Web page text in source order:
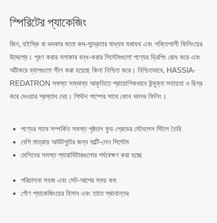
স্পিরিটের প্যাকেজিং
জিন, হুইস্কি বা ভদকার মতো কম-সান্দ্রতার মাধ্যম যথাযথ এবং শক্তিশালী ফিলিংয়ের
উদ্দেশ্যে। পূরণ করার নলাকার বন্ধ-করার সিস্টেমগুলো পণ্যের ড্রিপিং রোধ করে এবং
আঁটকরে ব্যাগগুলো সীল করা হয়েছে কিনা নিশ্চিত করে। নিশ্চিতভাবে, HASSIA-
REDATRON সমস্ত সম্ভাব্য আকৃতিতে প্রায়োগিকভাবে উন্মুক্ত সহায়তা ও ছিদ্র
করে দেওয়ার প্রস্তাব দেয়। পিস্টন পাম্পের সাথে কোন ভালভ ফিলিং।
পণ্যের সাথে সম্পর্কিত সমস্ত পৃষ্ঠতল ফুড গ্রেডের স্টেনলেস স্টিলে তৈরি
বেশি মাত্রায় আউটপুটের জন্য মাল্টি-লেন সিস্টেম
মেশিনের সমস্ত প্যারামিটারগুলোর পর্যবেক্ষণ করা হচ্ছে
পরিচালনা সহজ এবং সেট-আপের সময় কম
গৌণ প্যাকেজিংয়ের হিসাব এবং তাতে স্থানান্তর